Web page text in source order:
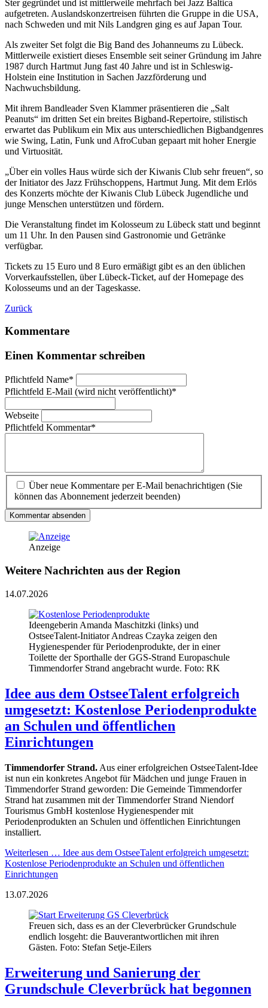
Ster gegründet und ist mittlerweile mehrfach bei Jazz Baltica
aufgetreten. Auslandskonzertreisen führten die Gruppe in die USA,
nach Schweden und mit Nils Landgren ging es auf Japan Tour.
Als zweiter Set folgt die Big Band des Johanneums zu Lübeck.
Mittlerweile existiert dieses Ensemble seit seiner Gründung im Jahre
1987 durch Hartmut Jung fast 40 Jahre und ist in Schleswig-
Holstein eine Institution in Sachen Jazzförderung und
Nachwuchsbildung.
Mit ihrem Bandleader Sven Klammer präsentieren die „Salt
Peanuts“ im dritten Set ein breites Bigband-Repertoire, stilistisch
erwartet das Publikum ein Mix aus unterschiedlichen Bigbandgenres
wie Swing, Latin, Funk und AfroCuban gepaart mit hoher Energie
und Virtuosität.
„Über ein volles Haus würde sich der Kiwanis Club sehr freuen“, so
der Initiator des Jazz Frühschoppens, Hartmut Jung. Mit dem Erlös
des Konzerts möchte der Kiwanis Club Lübeck Jugendliche und
junge Menschen unterstützen und fördern.
Die Veranstaltung findet im Kolosseum zu Lübeck statt und beginnt
um 11 Uhr. In den Pausen sind Gastronomie und Getränke
verfügbar.
Tickets zu 15 Euro und 8 Euro ermäßigt gibt es an den üblichen
Vorverkaufsstellen, über Lübeck-Ticket, auf der Homepage des
Kolosseums und an der Tageskasse.
Zurück
Kommentare
Einen Kommentar schreiben
Pflichtfeld Name*
Pflichtfeld E-Mail (wird nicht veröffentlicht)*
Webseite
Pflichtfeld Kommentar*
Über neue Kommentare per E-Mail benachrichtigen (Sie
können das Abonnement jederzeit beenden)
Kommentar absenden
Anzeige
Weitere Nachrichten aus der Region
14.07.2026
Ideengeberin Amanda Maschitzki (links) und
OstseeTalent-Initiator Andreas Czayka zeigen den
Hygienespender für Periodenprodukte, der in einer
Toilette der Sporthalle der GGS-Strand Europaschule
Timmendorfer Strand angebracht wurde. Foto: RK
Idee aus dem OstseeTalent erfolgreich
umgesetzt: Kostenlose Periodenprodukte
an Schulen und öffentlichen
Einrichtungen
Timmendorfer Strand. Aus einer erfolgreichen OstseeTalent-Idee
ist nun ein konkretes Angebot für Mädchen und junge Frauen in
Timmendorfer Strand geworden: Die Gemeinde Timmendorfer
Strand hat zusammen mit der Timmendorfer Strand Niendorf
Tourismus GmbH kostenlose Hygienespender mit
Periodenprodukten an Schulen und öffentlichen Einrichtungen
installiert.
Weiterlesen … Idee aus dem OstseeTalent erfolgreich umgesetzt:
Kostenlose Periodenprodukte an Schulen und öffentlichen
Einrichtungen
13.07.2026
Freuen sich, dass es an der Cleverbrücker Grundschule
endlich losgeht: die Bauverantwortlichen mit ihren
Gästen. Foto: Stefan Setje-Eilers
Erweiterung und Sanierung der
Grundschule Cleverbrück hat begonnen